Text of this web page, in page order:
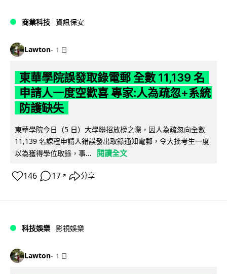
商業科技 資訊保安
Lawton 1 日
東華學院誤發取錄電郵 全數 11,139 名
申請人一度空歡喜 專家:人為疏忽+系統
防護缺失
東華學院今日（5 日）大學聯招放榜之際，因人為疏忽向全數
11,139 名課程申請人錯誤發出取錄通知電郵，令大批考生一度
以為獲得學位取錄，事...
閱讀全文
146 17 ↗ 分享
科技娛樂 影視娛樂
Lawton 1 日